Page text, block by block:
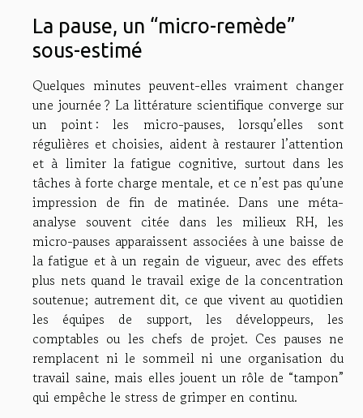
La pause, un “micro-remède”
sous-estimé
Quelques minutes peuvent-elles vraiment changer
une journée ? La littérature scientifique converge sur
un point : les micro-pauses, lorsqu’elles sont
régulières et choisies, aident à restaurer l’attention
et à limiter la fatigue cognitive, surtout dans les
tâches à forte charge mentale, et ce n’est pas qu’une
impression de fin de matinée. Dans une méta-
analyse souvent citée dans les milieux RH, les
micro-pauses apparaissent associées à une baisse de
la fatigue et à un regain de vigueur, avec des effets
plus nets quand le travail exige de la concentration
soutenue; autrement dit, ce que vivent au quotidien
les équipes de support, les développeurs, les
comptables ou les chefs de projet. Ces pauses ne
remplacent ni le sommeil ni une organisation du
travail saine, mais elles jouent un rôle de “tampon”
qui empêche le stress de grimper en continu.